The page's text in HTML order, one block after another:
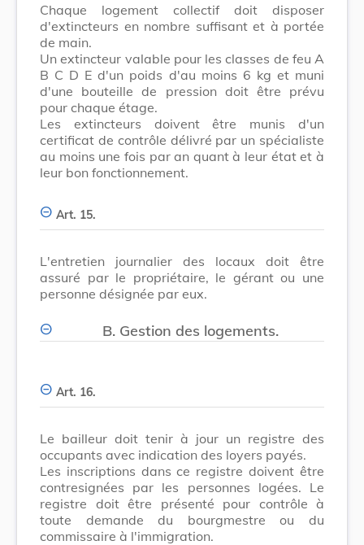
Chaque logement collectif doit disposer
d'extincteurs en nombre suffisant et à portée
de main.
Un extincteur valable pour les classes de feu A
B C D E d'un poids d'au moins 6 kg et muni
d'une bouteille de pression doit être prévu
pour chaque étage.
Les extincteurs doivent être munis d'un
certificat de contrôle délivré par un spécialiste
au moins une fois par an quant à leur état et à
leur bon fonctionnement.
Art. 15.
L'entretien journalier des locaux doit être
assuré par le propriétaire, le gérant ou une
personne désignée par eux.
B. Gestion des logements.
Art. 16.
Le bailleur doit tenir à jour un registre des
occupants avec indication des loyers payés.
Les inscriptions dans ce registre doivent être
contresignées par les personnes logées. Le
registre doit être présenté pour contrôle à
toute demande du bourgmestre ou du
commissaire à l'immigration.